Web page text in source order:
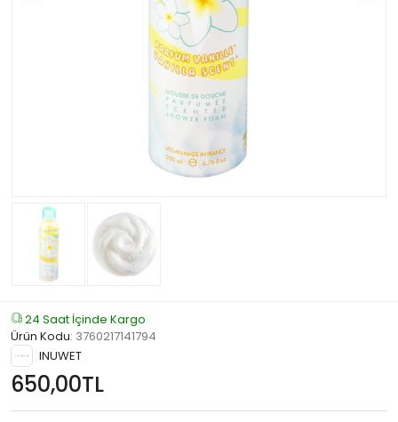
24 Saat İçinde Kargo
Ürün Kodu: 3760217141794
INUWET
650,00TL